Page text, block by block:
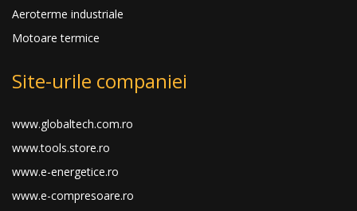
Aeroterme industriale
Motoare termice
Site-urile companiei
www.globaltech.com.ro
www.tools.store.ro
www.e-energetice.ro
www.e-compresoare.ro